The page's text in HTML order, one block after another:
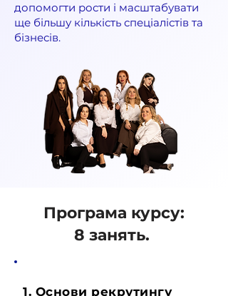
допомогти рости і масштабувати
ще більшу кількість спеціалістів та
бізнесів.
Програма курсу:
8 занять.
1. Основи рекрутингу